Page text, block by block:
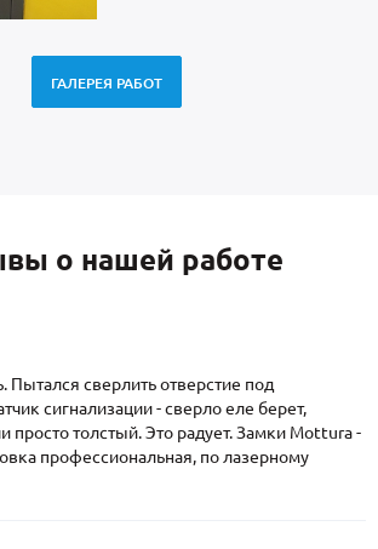
ГАЛЕРЕЯ РАБОТ
о нашей работе
Пытался сверлить отверстие под
сигнализации - сверло еле берет,
просто толстый. Это радует. Замки Mottura -
профессиональная, по лазерному